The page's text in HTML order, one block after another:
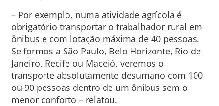
– Por exemplo, numa atividade agrícola é
obrigatório transportar o trabalhador rural em
ônibus e com lotação máxima de 40 pessoas.
Se formos a São Paulo, Belo Horizonte, Rio de
Janeiro, Recife ou Maceió, veremos o
transporte absolutamente desumano com 100
ou 90 pessoas dentro de um ônibus sem o
menor conforto – relatou.